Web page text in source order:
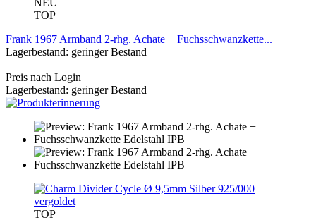
TOP
Frank 1967 Armband 2-rhg. Achate + Fuchsschwanzkette...
Lagerbestand: geringer Bestand
Preis nach Login
Lagerbestand: geringer Bestand
TOP